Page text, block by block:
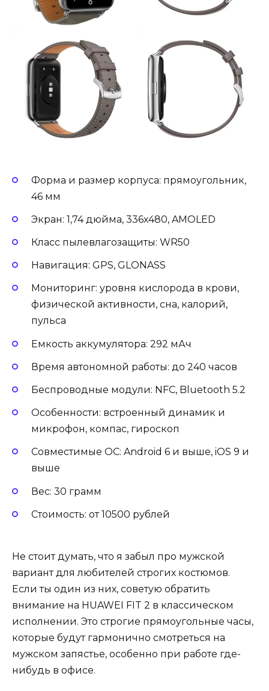
Форма и размер корпуса: прямоугольник,
46 мм
Экран: 1,74 дюйма, 336х480, AMOLED
Класс пылевлагозащиты: WR50
Навигация: GPS, GLONASS
Мониторинг: уровня кислорода в крови,
физической активности, сна, калорий,
пульса
Емкость аккумулятора: 292 мАч
Время автономной работы: до 240 часов
Беспроводные модули: NFC, Bluetooth 5.2
Особенности: встроенный динамик и
микрофон, компас, гироскоп
Совместимые ОС: Android 6 и выше, iOS 9 и
выше
Вес: 30 грамм
Стоимость: от 10500 рублей
Не стоит думать, что я забыл про мужской
вариант для любителей строгих костюмов.
Если ты один из них, советую обратить
внимание на HUAWEI FIT 2 в классическом
исполнении. Это строгие прямоугольные часы,
которые будут гармонично смотреться на
мужском запястье, особенно при работе где-
нибудь в офисе.